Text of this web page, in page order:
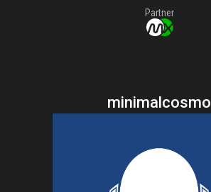
Partner
minimalcosmo